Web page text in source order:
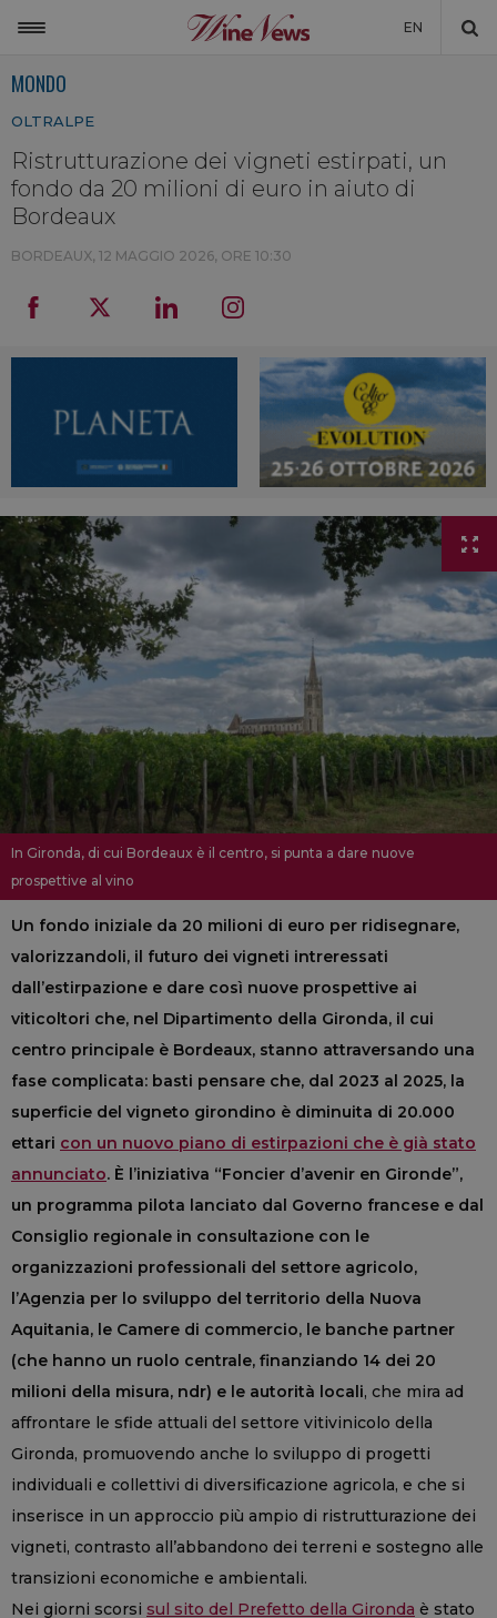
EN
NON SOLO VINO
LA CANTINA DI WINENEWS
DICONO DI NOI
MONDO
OLTRALPE
Ristrutturazione dei vigneti estirpati, un
fondo da 20 milioni di euro in aiuto di
Bordeaux
BORDEAUX, 12 MAGGIO 2026, ORE 10:30
In Gironda, di cui Bordeaux è il centro, si punta a dare nuove
prospettive al vino
Un fondo iniziale da 20 milioni di euro per ridisegnare,
valorizzandoli, il futuro dei vigneti intreressati
dall’estirpazione e dare così nuove prospettive ai
viticoltori che, nel Dipartimento della Gironda, il cui
centro principale è Bordeaux, stanno attraversando una
fase complicata: basti pensare che, dal 2023 al 2025, la
superficie del vigneto girondino è diminuita di 20.000
ettari con un nuovo piano di estirpazioni che è già stato
annunciato. È l’iniziativa “Foncier d’avenir en Gironde”,
un programma pilota lanciato dal Governo francese e dal
Consiglio regionale in consultazione con le
organizzazioni professionali del settore agricolo,
l’Agenzia per lo sviluppo del territorio della Nuova
Aquitania, le Camere di commercio, le banche partner
(che hanno un ruolo centrale, finanziando 14 dei 20
milioni della misura, ndr) e le autorità locali, che mira ad
affrontare le sfide attuali del settore vitivinicolo della
Gironda, promuovendo anche lo sviluppo di progetti
individuali e collettivi di diversificazione agricola, e che si
inserisce in un approccio più ampio di ristrutturazione dei
vigneti, contrasto all’abbandono dei terreni e sostegno alle
transizioni economiche e ambientali.
Nei giorni scorsi sul sito del Prefetto della Gironda è stato